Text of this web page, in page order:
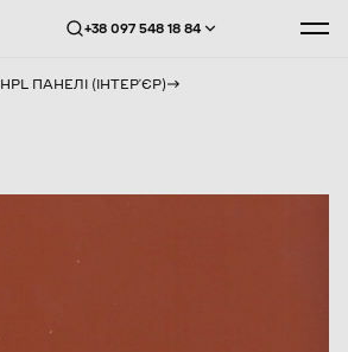
+38 097 548 18 84
HPL ПАНЕЛІ (ІНТЕРʼЄР)